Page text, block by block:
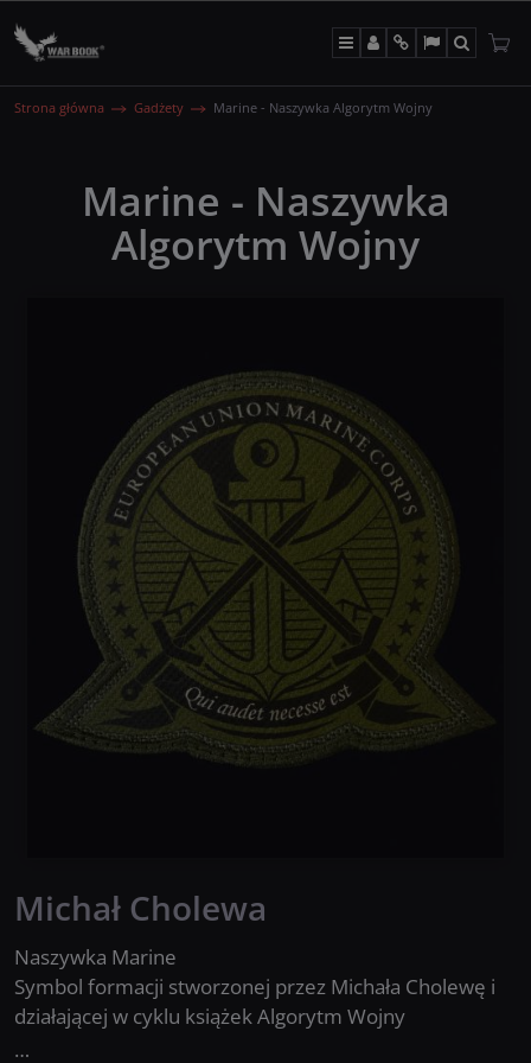
MenuPanel
Info LangSzukaj
Strona główna Gadżety Marine - Naszywka Algorytm Wojny
Marine - Naszywka
Algorytm Wojny
Michał Cholewa
Naszywka Marine
Symbol formacji stworzonej przez Michała Cholewę i
działającej w cyklu książek Algorytm Wojny